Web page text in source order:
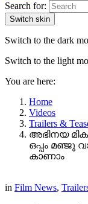
Search for:
Switch skin
Switch to the dark
Switch to the light
You are here:
Home
Videos
Trailers &
അഭിനയ
ഒപ്പം മഞ്ജു
കാണാം
in Film News,